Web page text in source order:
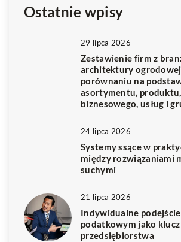
Ostatnie wpisy
29 lipca 2026
Zestawienie firm z
architektury
porównaniu na
asortymentu,
biznesowego, usług i
24 lipca 2026
Systemy ssące w
między rozwiązaniami
suchymi
21 lipca 2026
Indywidualne
podatkowym jako klucz
przedsiębiorstwa